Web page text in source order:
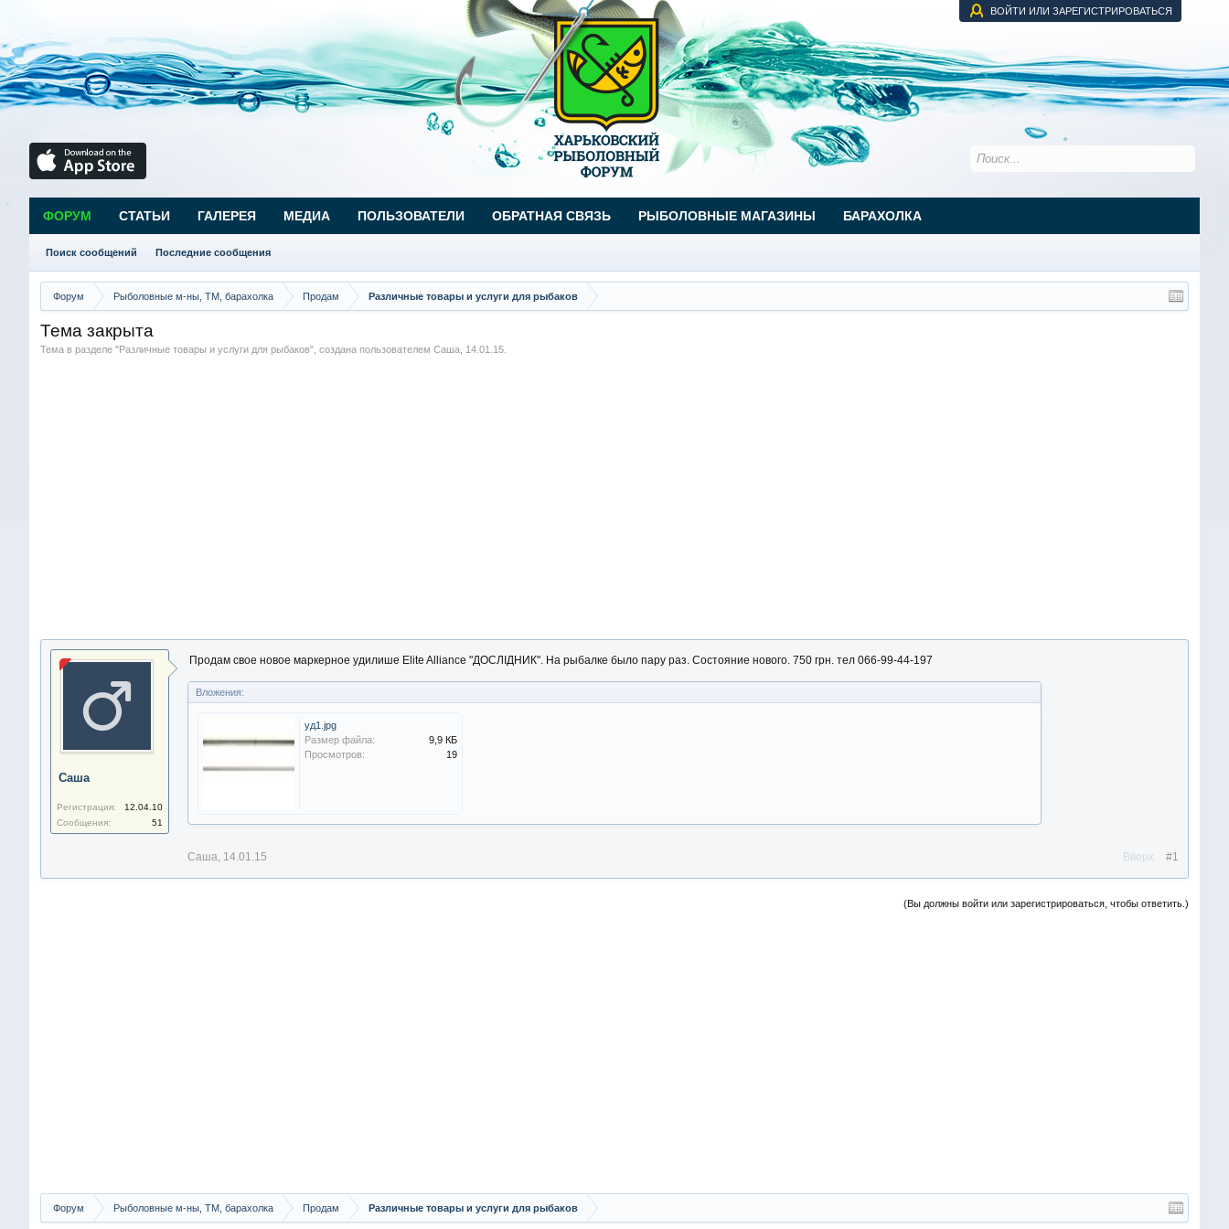
ВОЙТИ ИЛИ ЗАРЕГИСТРИРОВАТЬСЯ
Форум Рыболовные м-ны, ТМ, барахолка Продам Различные товары и услуги для рыбаков
Тема закрыта
Тема в разделе "Различные товары и услуги для рыбаков", создана пользователем Саша, 14.01.15.
Саша
Регистрация:
12.04.10
Сообщения:
51
Продам свое новое маркерное удилише Elite Alliance "ДОСЛІДНИК". На рыбалке было пару раз. Состояние нового. 750 грн. тел 066-99-44-197
Вложения:
уд1.jpg
Размер файла:
9,9 КБ
Просмотров:
19
Саша, 14.01.15 #1
Вверх
(Вы должны войти или зарегистрироваться, чтобы ответить.)
Форум Рыболовные м-ны, ТМ, барахолка Продам Различные товары и услуги для рыбаков
ФОРУМ
Поиск сообщений Последние сообщения
СТАТЬИ ГАЛЕРЕЯ МЕДИА ПОЛЬЗОВАТЕЛИ ОБРАТНАЯ СВЯЗЬ РЫБОЛОВНЫЕ МАГАЗИНЫ БАРАХОЛКА